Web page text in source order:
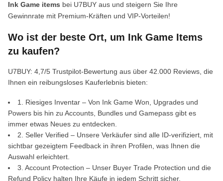
Ink Game items bei U7BUY aus und steigern Sie Ihre
Gewinnrate mit Premium-Kräften und VIP-Vorteilen!
Wo ist der beste Ort, um Ink Game Items
zu kaufen?
U7BUY: 4,7/5 Trustpilot-Bewertung aus über 42.000 Reviews, die
Ihnen ein reibungsloses Kauferlebnis bieten:
1. Riesiges Inventar – Von Ink Game Won, Upgrades und
Powers bis hin zu Accounts, Bundles und Gamepass gibt es
immer etwas Neues zu entdecken.
2. Seller Verified – Unsere Verkäufer sind alle ID-verifiziert, mit
sichtbar gezeigtem Feedback in ihren Profilen, was Ihnen die
Auswahl erleichtert.
3. Account Protection – Unser Buyer Trade Protection und die
Refund Policy halten Ihre Käufe in jedem Schritt sicher.